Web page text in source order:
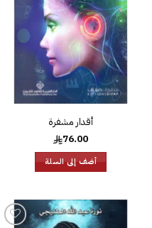
أقدار مشفرة
76.00
أضف إلى السلة